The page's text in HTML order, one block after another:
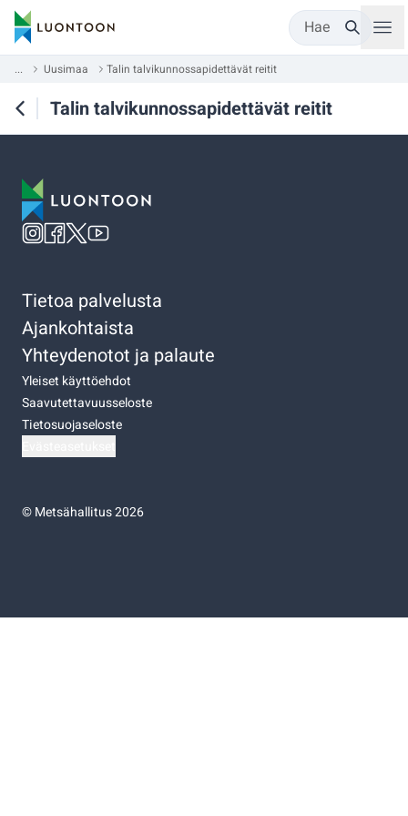
Hae
... Uusimaa Talin talvikunnossapidettävät reitit
Talin talvikunnossapidettävät reitit
Tietoa palvelusta
Ajankohtaista
Yhteydenotot ja palaute
Yleiset käyttöehdot
Saavutettavuusseloste
Tietosuojaseloste
©Metsähallitus 2026